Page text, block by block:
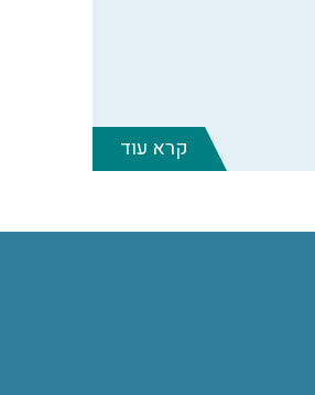
קרא עוד